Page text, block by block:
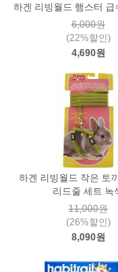
하겐 리빙월드 햄스터 급
6,000원
(22%할인)
4,690원
하겐 리빙월드 작은 토
리드줄 세트 녹
11,000원
(26%할인)
8,090원